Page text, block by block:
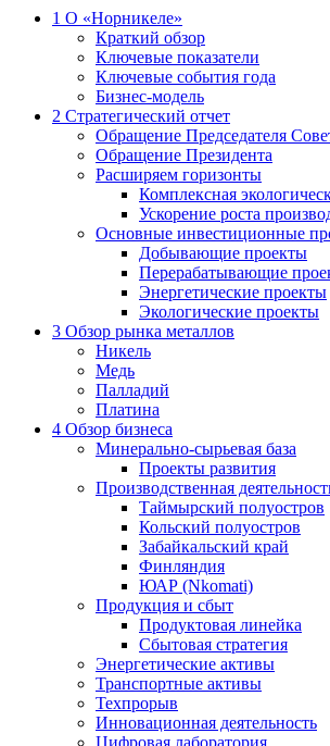
1 О «Норникеле»
Краткий обзор
Ключевые показатели
Ключевые события года
Бизнес-модель
2 Стратегический отчет
Обращение Председателя
Обращение Президента
Расширяем горизонты
Комплексная
Ускорение роста
Основные инвестиционные
Добывающие проекты
Перерабатывающие
Энергетические проекты
Экологические проекты
3 Обзор рынка металлов
Никель
Медь
Палладий
Платина
4 Обзор бизнеса
Минерально-сырьевая база
Проекты развития
Производственная
Таймырский полуостров
Кольский полуостров
Забайкальский край
Финляндия
ЮАР (Nkomati)
Продукция и сбыт
Продуктовая линейка
Сбытовая стратегия
Энергетические активы
Транспортные активы
Техпрорыв
Инновационная деятельность
Цифровая лаборатория